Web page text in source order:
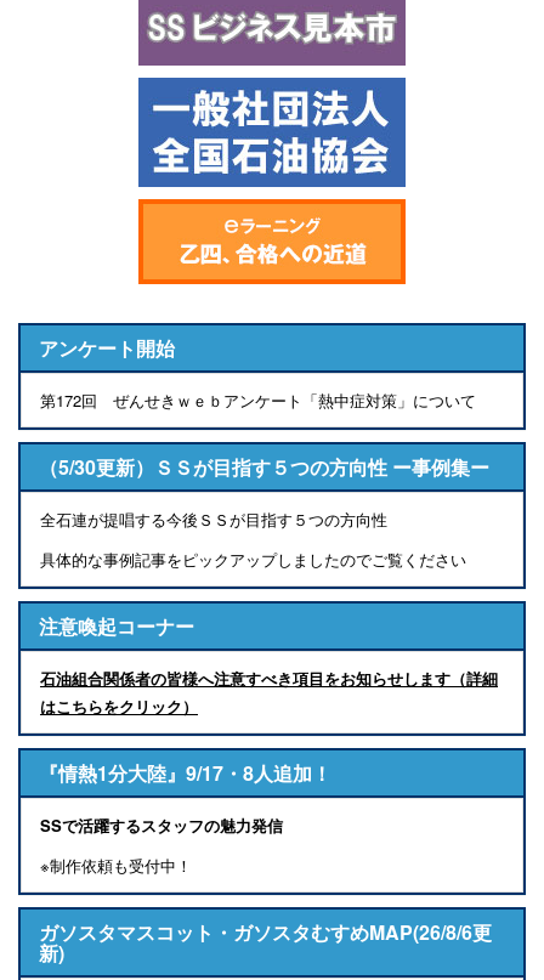
アンケート開始
第172回 ぜんせきｗｅｂアンケート「熱中症対策」について
（5/30更新）ＳＳが目指す５つの方向性 ー事例集ー
全石連が提唱する今後ＳＳが目指す５つの方向性
具体的な事例記事をピックアップしましたのでご覧ください
注意喚起コーナー
石油組合関係者の皆様へ注意すべき項目をお知らせします（詳細
はこちらをクリック）
『情熱1分大陸』9/17・8人追加！
SSで活躍するスタッフの魅力発信
※制作依頼も受付中！
ガソスタマスコット・ガソスタむすめMAP(26/8/6更
新)